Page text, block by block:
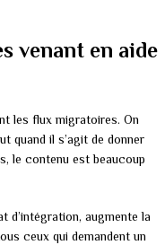
venant en aide
les flux migratoires. On
quand il s’agit de donner
le contenu est beaucoup
d’intégration, augmente la
ceux qui demandent un